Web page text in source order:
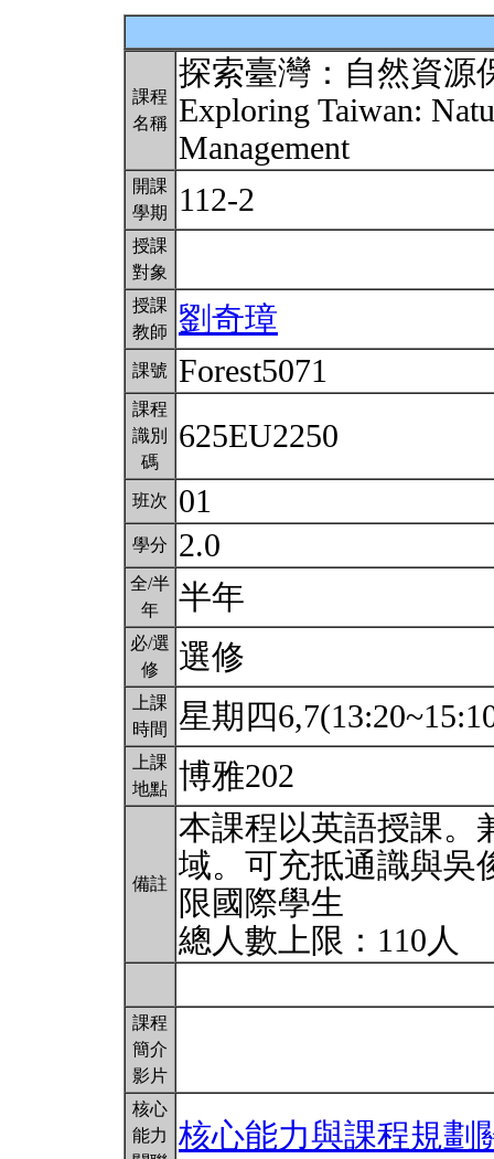
課程
名稱
探索臺灣：自然資源
Exploring Taiwan:
Management
開課
學期
112-2
授課
對象
授課
教師
劉奇璋
課號 Forest5071
課程
識別
碼
625EU2250
班次 01
學分 2.0
全/半
年
半年
必/選
修
選修
上課
時間
星期四
上課
地點 博雅202
備註
本課程以英語授課。
域。可充抵通識與吳
限國際學生
總人數上限：110人
課程
簡介
影片
核心
能力
核心能力與課程規劃